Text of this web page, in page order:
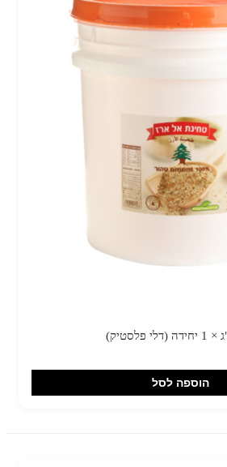
הוספה לסל